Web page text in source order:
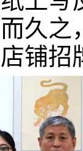
久之
铺